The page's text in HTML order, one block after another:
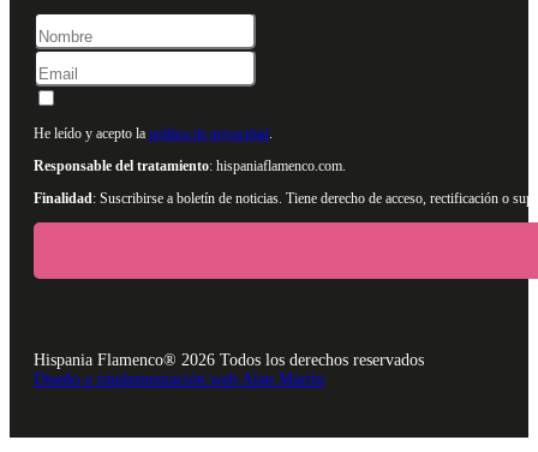
He leído y acepto la política de privacidad.
Responsable del tratamiento: hispaniaflamenco.com.
Finalidad: Suscribirse a boletín de noticias. Tiene derecho de acceso, rectificación o
Hispania Flamenco® 2026 Todos los derechos reservados
Diseño e implementación web Alan Martín